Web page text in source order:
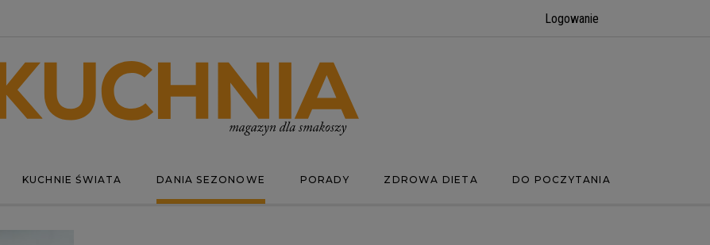
Logowanie
KUCHNIE ŚWIATA DANIA SEZONOWE PORADY ZDROWA DIETA DO POCZYTANIA